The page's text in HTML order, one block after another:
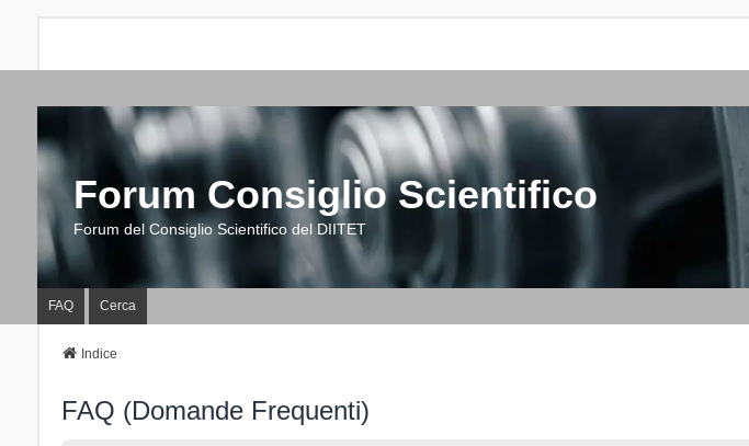
Forum Consiglio Scientifico
Forum del Consiglio Scientifico del DIITET
FAQ Cerca
Indice
FAQ (Domande Frequenti)